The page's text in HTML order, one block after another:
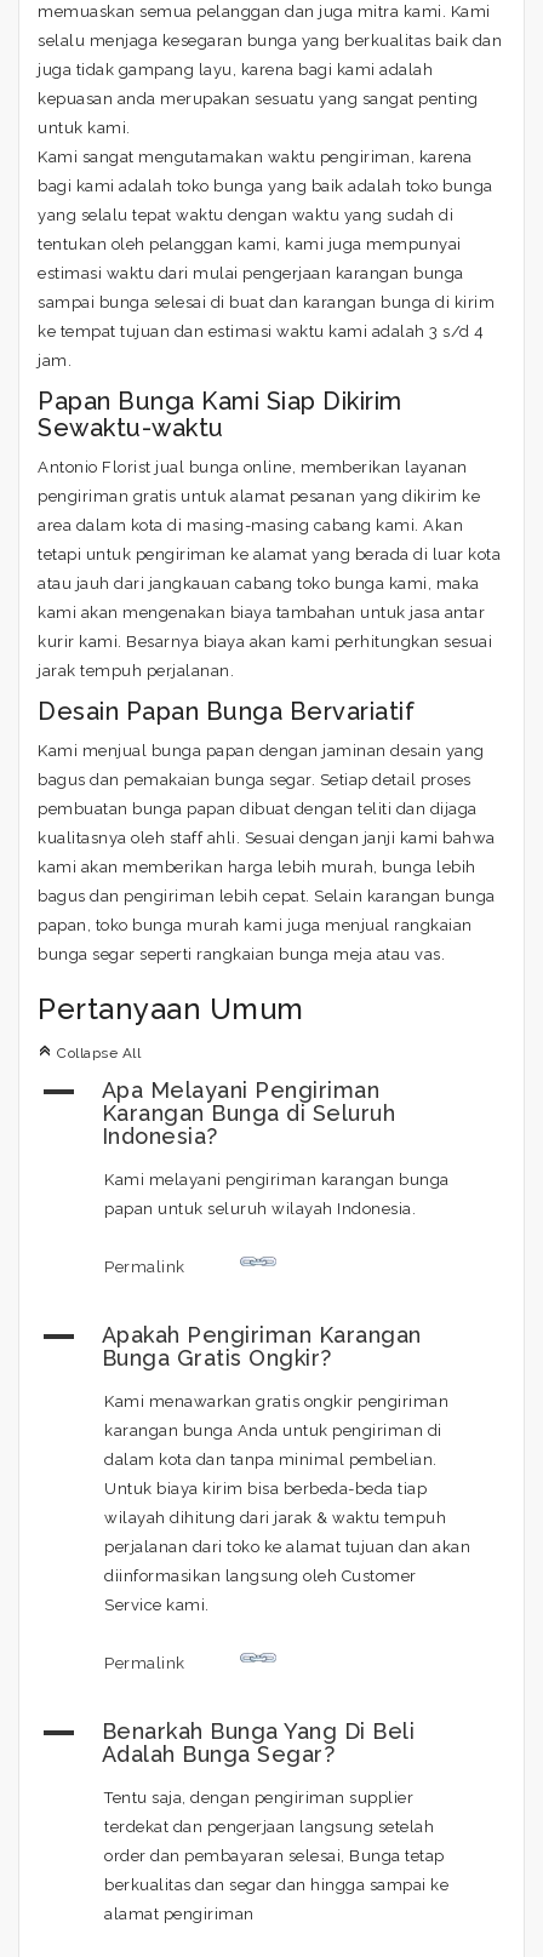
memuaskan semua pelanggan dan juga mitra kami. Kami
selalu menjaga kesegaran bunga yang berkualitas baik dan
juga tidak gampang layu, karena bagi kami adalah
kepuasan anda merupakan sesuatu yang sangat penting
untuk kami.
Kami sangat mengutamakan waktu pengiriman, karena
bagi kami adalah toko bunga yang baik adalah toko bunga
yang selalu tepat waktu dengan waktu yang sudah di
tentukan oleh pelanggan kami, kami juga mempunyai
estimasi waktu dari mulai pengerjaan karangan bunga
sampai bunga selesai di buat dan karangan bunga di kirim
ke tempat tujuan dan estimasi waktu kami adalah 3 s/d 4
jam.
Papan Bunga Kami Siap Dikirim
Sewaktu-waktu
Antonio Florist jual bunga online, memberikan layanan
pengiriman gratis untuk alamat pesanan yang dikirim ke
area dalam kota di masing-masing cabang kami. Akan
tetapi untuk pengiriman ke alamat yang berada di luar kota
atau jauh dari jangkauan cabang toko bunga kami, maka
kami akan mengenakan biaya tambahan untuk jasa antar
kurir kami. Besarnya biaya akan kami perhitungkan sesuai
jarak tempuh perjalanan.
Desain Papan Bunga Bervariatif
Kami menjual bunga papan dengan jaminan desain yang
bagus dan pemakaian bunga segar. Setiap detail proses
pembuatan bunga papan dibuat dengan teliti dan dijaga
kualitasnya oleh staff ahli. Sesuai dengan janji kami bahwa
kami akan memberikan harga lebih murah, bunga lebih
bagus dan pengiriman lebih cepat. Selain karangan bunga
papan, toko bunga murah kami juga menjual rangkaian
bunga segar seperti rangkaian bunga meja atau vas.
Pertanyaan Umum
C Collapse All
A
Apa Melayani Pengiriman
Karangan Bunga di Seluruh
Indonesia?
Kami melayani pengiriman karangan bunga
papan untuk seluruh wilayah Indonesia.
Permalink
A
Apakah Pengiriman Karangan
Bunga Gratis Ongkir?
Kami menawarkan gratis ongkir pengiriman
karangan bunga Anda untuk pengiriman di
dalam kota dan tanpa minimal pembelian.
Untuk biaya kirim bisa berbeda-beda tiap
wilayah dihitung dari jarak & waktu tempuh
perjalanan dari toko ke alamat tujuan dan akan
diinformasikan langsung oleh Customer
Service kami.
Permalink
A
Benarkah Bunga Yang Di Beli
Adalah Bunga Segar?
Tentu saja, dengan pengiriman supplier
terdekat dan pengerjaan langsung setelah
order dan pembayaran selesai, Bunga tetap
berkualitas dan segar dan hingga sampai ke
alamat pengiriman